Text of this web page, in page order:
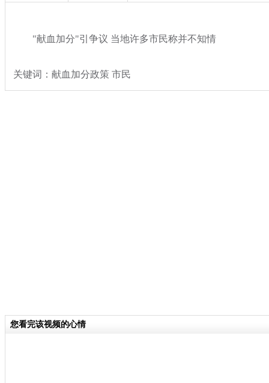
"献血加分"引争议 当地许多市民称并不知情
关键词：献血加分政策 市民
您看完该视频的心情